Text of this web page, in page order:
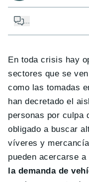
En toda crisis hay
sectores que se
como las tomadas
han decretado el
personas por culpa
obligado a buscar
víveres y
pueden acercarse
la demanda de